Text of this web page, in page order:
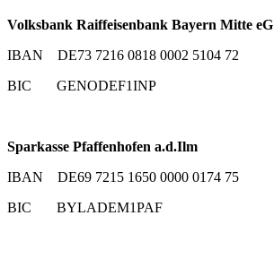
Volksbank Raiffeisenbank Bayern Mitte eG
IBAN DE73 7216 0818 0002 5104 72
BIC GENODEF1INP
Sparkasse Pfaffenhofen a.d.Ilm
IBAN DE69 7215 1650 0000 0174 75
BIC BYLADEM1PAF